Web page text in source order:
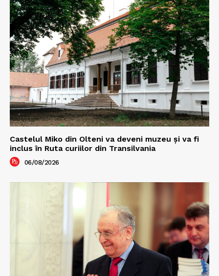
Castelul Miko din Olteni va deveni muzeu şi va fi
inclus în Ruta curiilor din Transilvania
06/08/2026